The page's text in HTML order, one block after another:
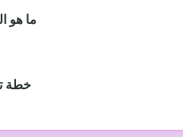
ما هو
خطة تمارين 7 أيام